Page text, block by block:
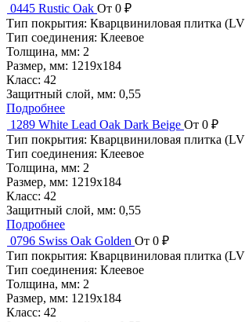
0445 Rustic Oak От 0 ₽
Тип покрытия: Кварцвиниловая плитка
Тип соединения: Клеевое
Толщина, мм: 2
Размер, мм: 1219x184
Класс: 42
Защитный слой, мм: 0,55
Подробнее
1289 White Lead Oak Dark Beige От 0 ₽
Тип покрытия: Кварцвиниловая плитка
Тип соединения: Клеевое
Толщина, мм: 2
Размер, мм: 1219x184
Класс: 42
Защитный слой, мм: 0,55
Подробнее
0796 Swiss Oak Golden От 0 ₽
Тип покрытия: Кварцвиниловая плитка
Тип соединения: Клеевое
Толщина, мм: 2
Размер, мм: 1219x184
Класс: 42